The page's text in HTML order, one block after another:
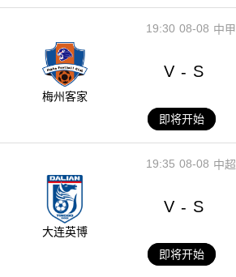
08-08
19:30 中甲
梅州客家
V - S
即将开始
08-08
19:35 中超
大连英博
V - S
即将开始